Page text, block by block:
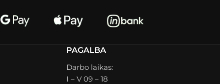
PAGALBA
Darbo laikas:
I – V 09 – 18